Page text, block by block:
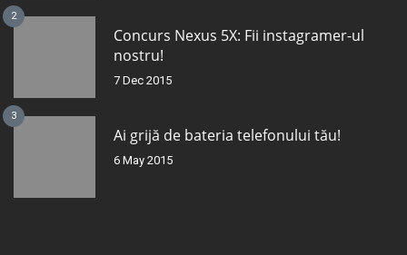
2
Concurs Nexus 5X: Fii instagramer-ul
nostru!
7 Dec 2015
3
Ai grijă de bateria telefonului tău!
6 May 2015